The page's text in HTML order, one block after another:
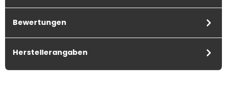
Bewertungen
Herstellerangaben